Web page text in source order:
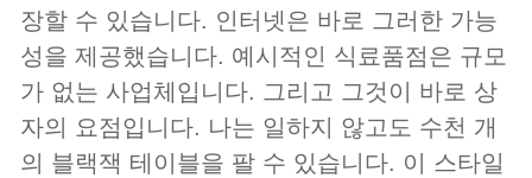
장할 수 있습니다. 인터넷은 바로 그러한 가능
성을 제공했습니다. 예시적인 식료품점은 규모
가 없는 사업체입니다. 그리고 그것이 바로 상
자의 요점입니다. 나는 일하지 않고도 수천 개
의 블랙잭 테이블을 팔 수 있습니다. 이 스타일